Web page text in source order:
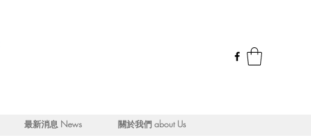
最新消息 News 關於我們 about Us